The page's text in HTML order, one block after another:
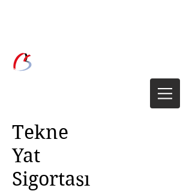
Birsen Grup
Tekne
Yat
Sigortası